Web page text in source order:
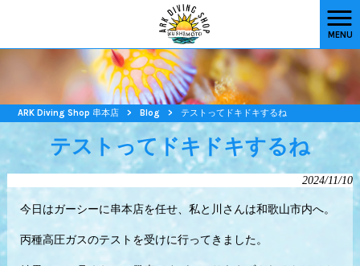
MENU
ARK Diving Shop 串本店 > Blog > テストってドキドキするね
テストってドキドキするね
2024/11/10
今日はガーシーに串本店を任せ、私と川さんは和歌山市内へ。
丙種高圧ガスのテストを受けに行ってきました。